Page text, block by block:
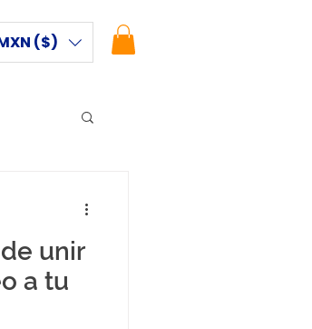
($)
unir
a tu